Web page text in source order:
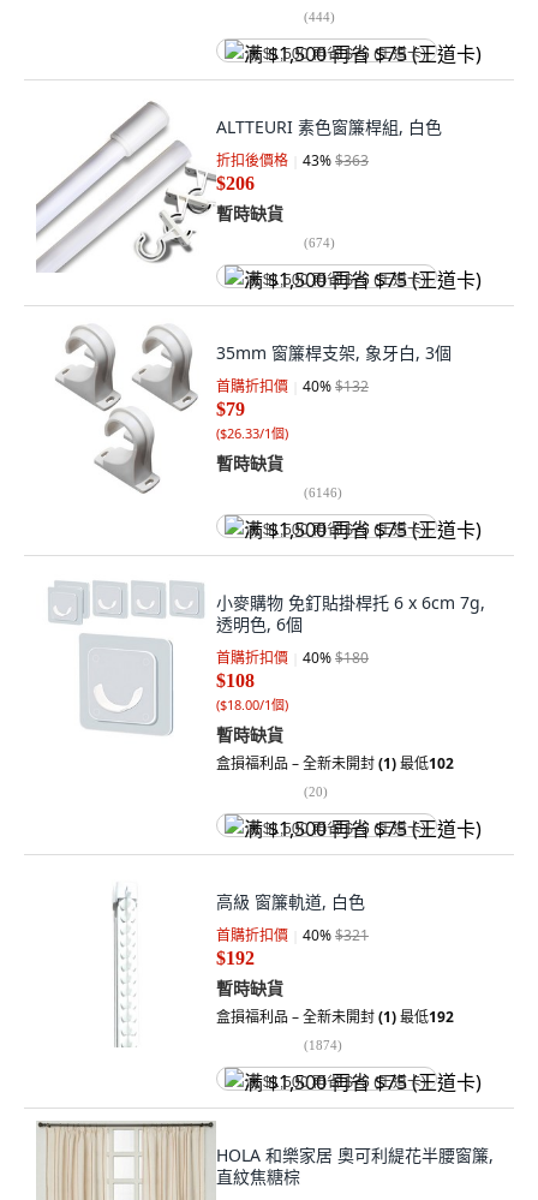
(444)
满 $1,500 再省 $75 (王道卡)
ALTTEURI 素色窗簾桿組, 白色
折扣後價格 43%$363
$206
暫時缺貨
(674)
满 $1,500 再省 $75 (王道卡)
35mm 窗簾桿支架, 象牙白, 3個
首購折扣價 40%$132
$79
($26.33/1個)
暫時缺貨
(6146)
满 $1,500 再省 $75 (王道卡)
小麥購物 免釘貼掛桿托 6 x 6cm 7g,
透明色, 6個
首購折扣價 40%$180
$108
($18.00/1個)
暫時缺貨
盒損福利品 – 全新未開封(1)最低102
(20)
满 $1,500 再省 $75 (王道卡)
高級 窗簾軌道, 白色
首購折扣價 40%$321
$192
暫時缺貨
盒損福利品 – 全新未開封(1)最低192
(1874)
满 $1,500 再省 $75 (王道卡)
HOLA 和樂家居 奧可利緹花半腰窗簾,
直紋焦糖棕